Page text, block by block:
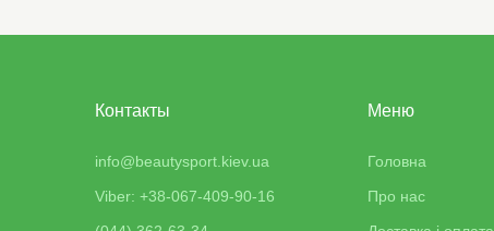
Контакты
info@beautysport.kiev.ua
Viber: +38-067-409-90-16
Меню
Головна
Про нас